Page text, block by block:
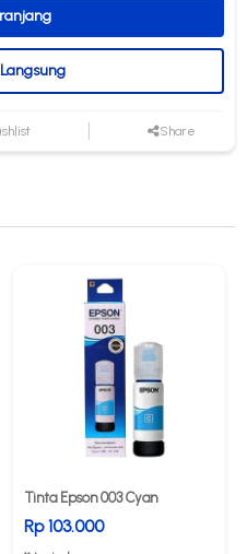
Share
Tinta Epson 003 Cyan
Rp 103.000